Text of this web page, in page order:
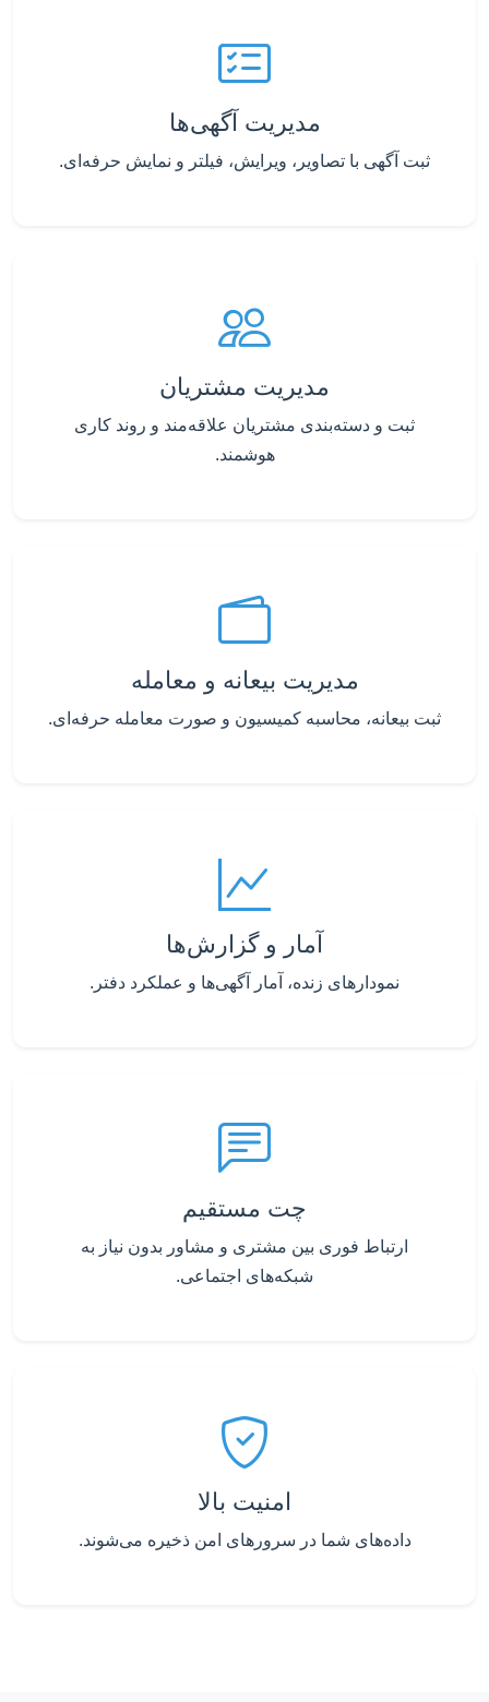
مدیریت آگهی‌ها
ثبت آگهی با تصاویر، ویرایش، فیلتر و نمایش حرفه‌ای.
مدیریت مشتریان
ثبت و دسته‌بندی مشتریان علاقه‌مند و روند کاری
هوشمند.
مدیریت بیعانه و معامله
ثبت بیعانه، محاسبه کمیسیون و صورت معامله حرفه‌ای.
آمار و گزارش‌ها
نمودارهای زنده، آمار آگهی‌ها و عملکرد دفتر.
چت مستقیم
ارتباط فوری بین مشتری و مشاور بدون نیاز به
شبکه‌های اجتماعی.
امنیت بالا
داده‌های شما در سرورهای امن ذخیره می‌شوند.